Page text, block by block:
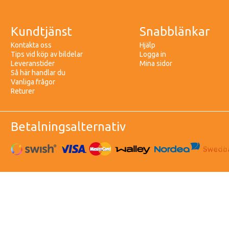
Kundtjänst
Kontakta oss
Tips vid köp av bildelar
Leveranstider
Så här handlar du
Vanliga frågor
Returer
Snabblänkar
Hjälp
Logga in
Mina sidor
Betalningsalternativ